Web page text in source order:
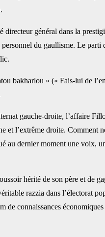
général dans la
du gaullisme. Le
bakharlou » (« Fais-lui de
gauche-droite, l’affaire
l’extrême droite. Comment
au dernier moment une
hérité de son père et de
razzia dans l’électorat
connaissances